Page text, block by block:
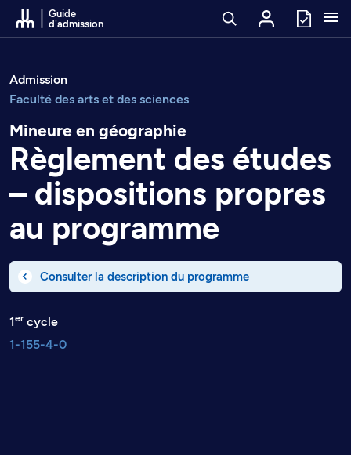
Passer au contenu
Guide
d'admission
Admission
Faculté des arts et des sciences
Mineure en géographie
Règlement des études
– dispositions propres
au programme
Consulter la description du programme
1ercycle
1-155-4-0